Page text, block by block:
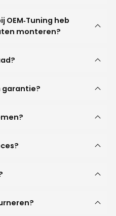
OEM‐Tuning heb
monteren?
garantie?